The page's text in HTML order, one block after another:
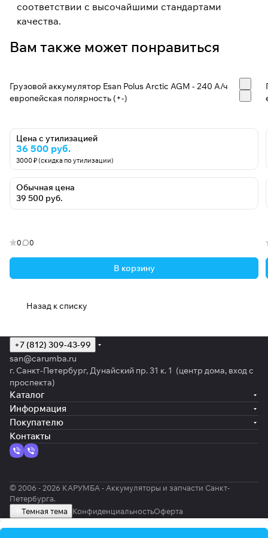
соответствии с высочайшими стандартами
качества.
Вам также может понравиться
Грузовой аккумулятор Esan Polus Arctic AGM - 240 А/ч
европейская полярность (+-)
Цена с утилизацией
36 500 руб.
3000 ₽ (скидка по утилизации)
Обычная цена
39 500 руб.
0 0
В корзину
Назад к списку
+7 (812) 309-43-99
san@carumba.ru
г. Санкт-Петербург, Дунайский пр. 31 к. 1 (центр дома, вход с
проспекта)
Каталог
Информация
Покупателю
Контакты
© 2006 - 2026 КАРУМБА - Аккумуляторы и запчасти Санкт-
Петербурга.
Темная тема
КонфиденциальностьОферта